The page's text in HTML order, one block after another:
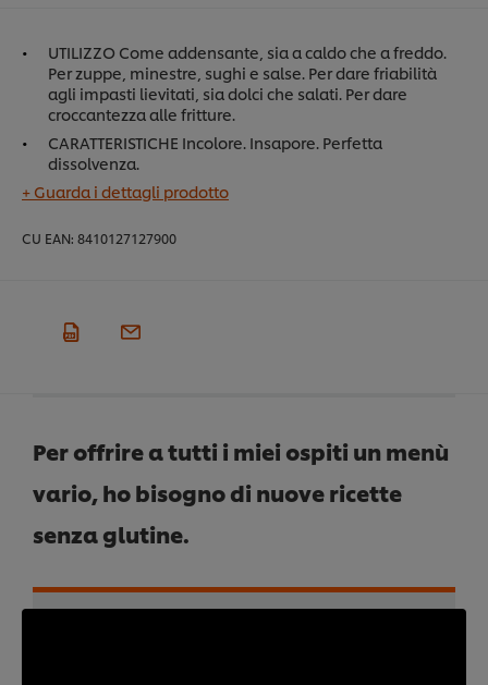
UTILIZZO Come addensante, sia a caldo che a freddo.
Per zuppe, minestre, sughi e salse. Per dare friabilità
agli impasti lievitati, sia dolci che salati. Per dare
croccantezza alle fritture.
CARATTERISTICHE Incolore. Insapore. Perfetta
dissolvenza.
+ Guarda i dettagli prodotto
CU EAN: 8410127127900
Per offrire a tutti i miei ospiti un menù
vario, ho bisogno di nuove ricette
senza glutine.